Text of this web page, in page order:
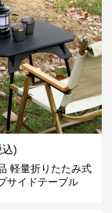
)
軽量折りたたみ式
サイドテーブル